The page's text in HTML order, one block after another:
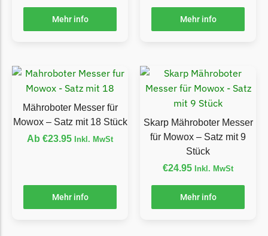
Begrenzungsdraht
Etesia
Begrenzungsdraht
Eufy
Eufy Messer
Ferrex
Florabest
Mehr info Mehr info
Mähroboter Messer für
Mowox – Satz mit 18 Stück
Ab €23.95 Inkl. MwSt
Mehr info
Skarp Mähroboter Messer
für Mowox – Satz mit 9
Stück
€24.95 Inkl. MwSt
Mehr info